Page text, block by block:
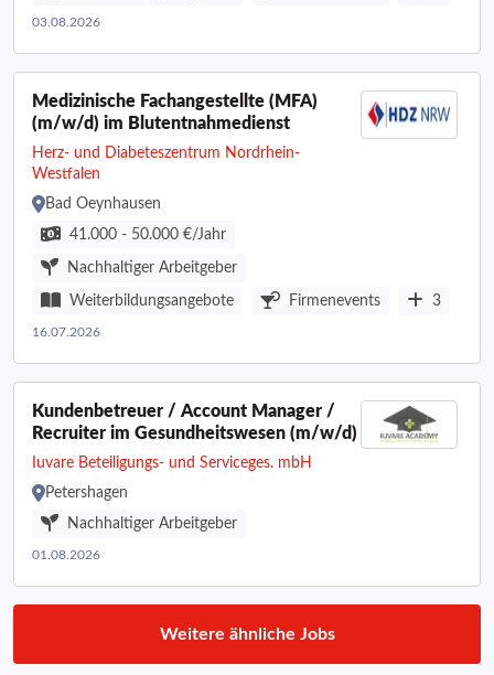
03.08.2026
Medizinische Fachangestellte (MFA)
(m/w/d) im Blutentnahmedienst
Herz- und Diabeteszentrum Nordrhein-
Westfalen
Bad Oeynhausen
41.000 - 50.000 €/Jahr
Nachhaltiger Arbeitgeber
Weiterbildungsangebote Firmenevents 3
16.07.2026
Kundenbetreuer / Account Manager /
Recruiter im Gesundheitswesen (m/w/d)
Iuvare Beteiligungs- und Serviceges. mbH
Petershagen
Nachhaltiger Arbeitgeber
01.08.2026
Weitere ähnliche Jobs